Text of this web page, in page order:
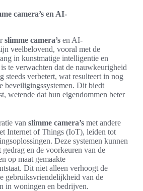
camera’s en AI-
slimme camera’s en AI-
veelbelovend, vooral met de
in kunstmatige intelligentie en
te verwachten dat de nauwkeurigheid
steeds verbetert, wat resulteert in nog
beveiligingssystemen. Dit biedt
wetende dat hun eigendommen beter
van slimme camera’s met andere
Internet of Things (IoT), leiden tot
Deze systemen kunnen
gedrag en de voorkeuren van de
op maat gemaakte
Dit niet alleen verhoogt de
gebruiksvriendelijkheid van de
in woningen en bedrijven.